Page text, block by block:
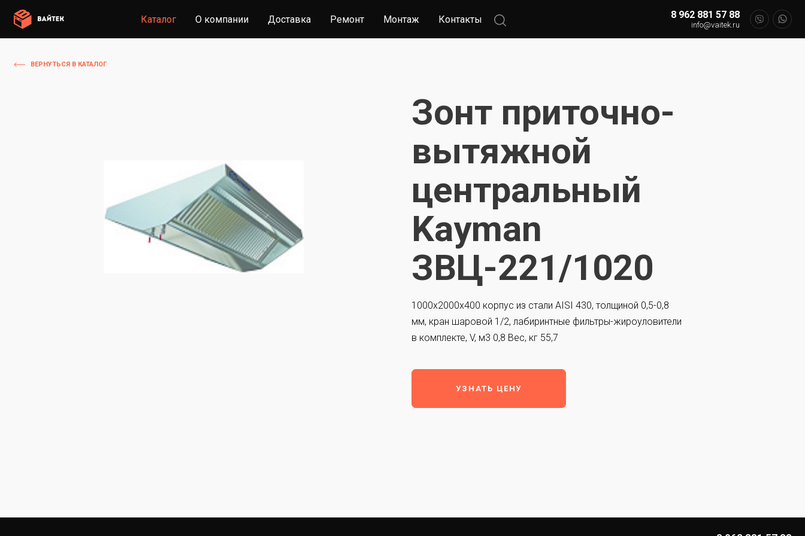
Каталог О компании Доставка Ремонт Монтаж Контакты 8 962 881 57 88
info@vaitek.ru
ВЕРНУТЬСЯ В КАТАЛОГ
Зонт приточно-
вытяжной
центральный
Kayman
ЗВЦ-221/1020
1000х2000х400 корпус из стали AISI 430, толщиной 0,5-0,8
мм, кран шаровой 1/2, лабиринтные фильтры-жироуловители
в комплекте, V, м3 0,8 Вес, кг 55,7
УЗНАТЬ ЦЕНУ